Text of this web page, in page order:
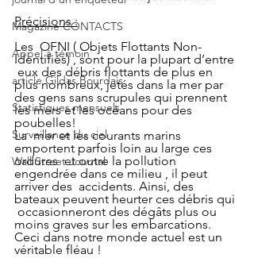
Magazine CONTACTS
Appel à témoin
article Gildas Bourdais
Statistiques mensuels
Surveillance du ciel
Wall Street Journal
Précisions :
Les  OFNI ( Objets Flottants Non-
Identifiés) , sont pour la plupart d’entre
eux des débris flottants de plus en
plus nombreux, jetés dans la mer par
des gens sans scrupules qui prennent
les mers et les océans pour des
poubelles!
La  mer et les courants marins
emportent parfois loin au large ces
ordures  et outre la pollution
engendrée dans ce milieu , il peut
arriver des  accidents. Ainsi, des
bateaux peuvent heurter ces débris qui
occasionneront des dégâts plus ou
moins graves sur les embarcations.
Ceci dans notre monde actuel est un
véritable fléau !